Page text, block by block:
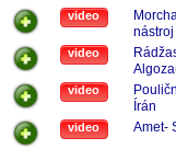
video
video
video
Írán
video Amet-